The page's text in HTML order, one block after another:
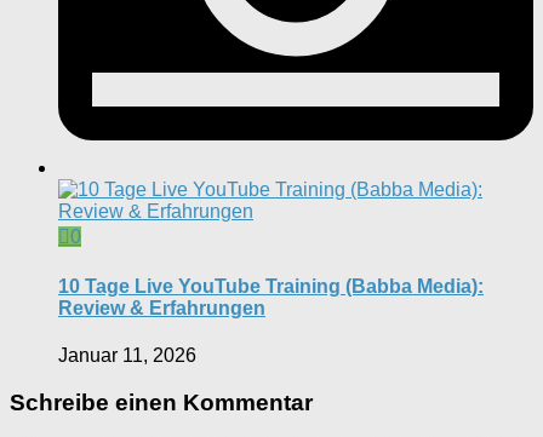
0
10 Tage Live YouTube Training (Babba Media):
Review & Erfahrungen
Januar 11, 2026
Schreibe einen Kommentar